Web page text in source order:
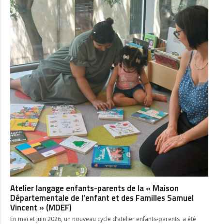
Atelier langage enfants-parents de la « Maison
Départementale de l’enfant et des Familles Samuel
Vincent » (MDEF)
En mai et juin 2026, un nouveau cycle d’atelier enfants-parents a été